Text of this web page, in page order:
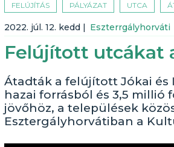
FELÚJÍTÁS PÁLYÁZAT UTCA
2022. júl. 12. kedd | Eszterrgályhorváti
Felújított utcákat
Átadták a felújított Jókai és
hazai forrásból és 3,5
jövőhöz, a települések
Esztergályhorvátiban a